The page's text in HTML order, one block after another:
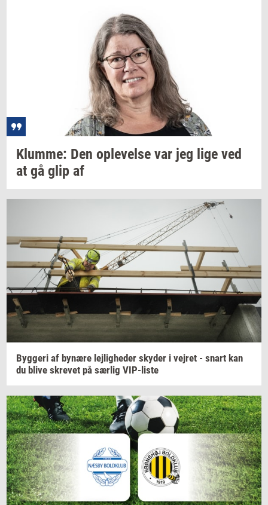
Klum­me: Den op­le­vel­se var jeg lige ved
at gå glip af
Byg­ge­ri af by­næ­re lej­lig­he­der sky­der i vej­ret - snart kan
du blive skre­vet på sær­lig VIP-​liste